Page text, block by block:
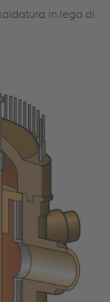
in lega di